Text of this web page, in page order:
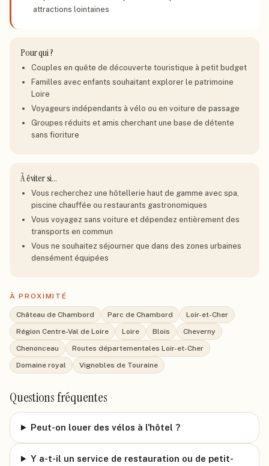
attractions lointaines
Pour qui ?
Couples en quête de découverte touristique à petit budget
Familles avec enfants souhaitant explorer le patrimoine
Loire
Voyageurs indépendants à vélo ou en voiture de passage
Groupes réduits et amis cherchant une base de détente
sans fioriture
À éviter si…
Vous recherchez une hôtellerie haut de gamme avec spa,
piscine chauffée ou restaurants gastronomiques
Vous voyagez sans voiture et dépendez entièrement des
transports en commun
Vous ne souhaitez séjourner que dans des zones urbaines
densément équipées
À PROXIMITÉ
Château de Chambord Parc de Chambord
Loir-et-Cher
Région Centre-Val de Loire
Loire Blois
Cheverny
Chenonceau
Routes départementales Loir-et-Cher
Domaine royal
Vignobles de Touraine
Questions fréquentes
Peut-on louer des vélos à l'hôtel ?
Y a-t-il un service de restauration ou de petit-